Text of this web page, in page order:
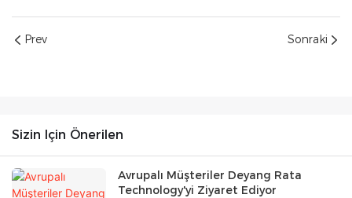
Prev Sonraki
Sizin Için Önerilen
Avrupalı ​​Müşteriler Deyang Rata
Technology'yi Ziyaret Ediyor